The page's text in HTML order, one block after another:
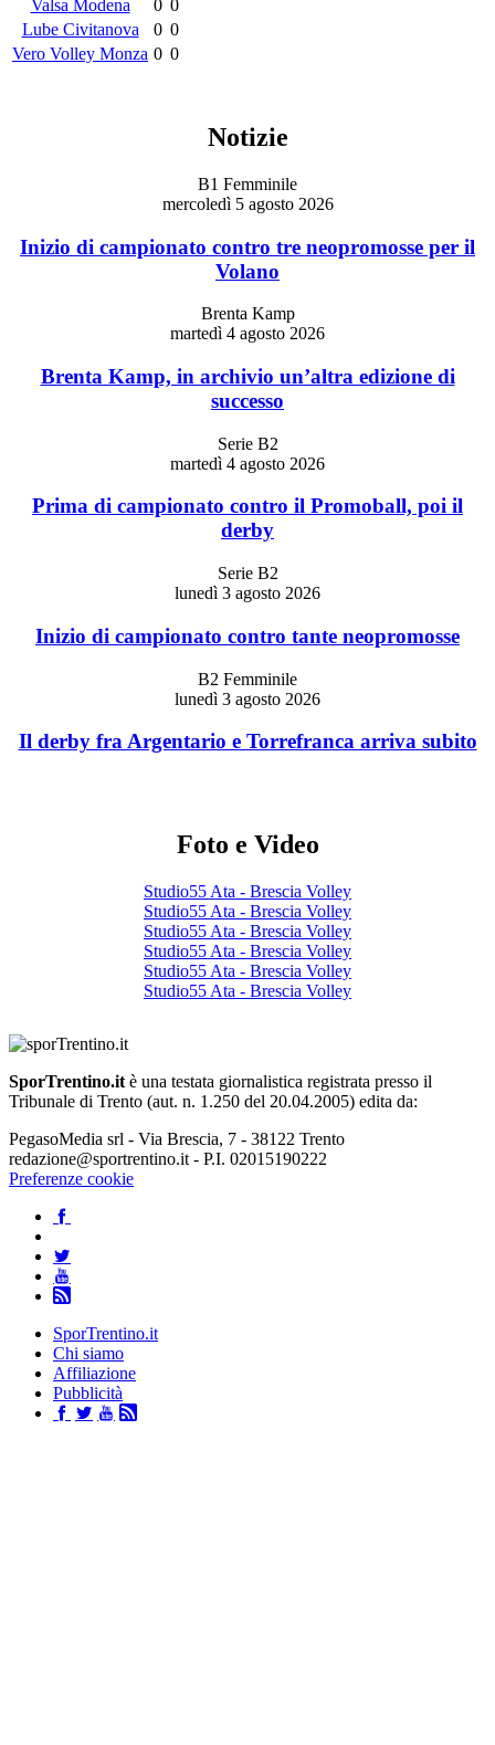
Valsa Modena
0 0
Lube Civitanova
0 0
Vero Volley Monza 0 0
Notizie
B1 Femminile
mercoledì 5 agosto 2026
Inizio di campionato contro tre neopromosse per il
Volano
Brenta Kamp
martedì 4 agosto 2026
Brenta Kamp, in archivio un’altra edizione di
successo
Serie B2
martedì 4 agosto 2026
Prima di campionato contro il Promoball, poi il
derby
Serie B2
lunedì 3 agosto 2026
Inizio di campionato contro tante neopromosse
B2 Femminile
lunedì 3 agosto 2026
Il derby fra Argentario e Torrefranca arriva subito
Foto e Video
Studio55 Ata - Brescia Volley
Studio55 Ata - Brescia Volley
Studio55 Ata - Brescia Volley
Studio55 Ata - Brescia Volley
Studio55 Ata - Brescia Volley
Studio55 Ata - Brescia Volley
SporTrentino.it è una testata giornalistica registrata presso il
Tribunale di Trento (aut. n. 1.250 del 20.04.2005) edita da:
PegasoMedia srl - Via Brescia, 7 - 38122 Trento
redazione@sportrentino.it - P.I. 02015190222
Preferenze cookie
SporTrentino.it
Chi siamo
Affiliazione
Pubblicità